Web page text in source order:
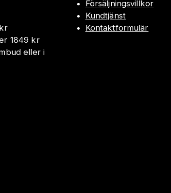
1849 kr
eller i
Försäljningsvillkor
Kundtjänst
Kontaktformulär